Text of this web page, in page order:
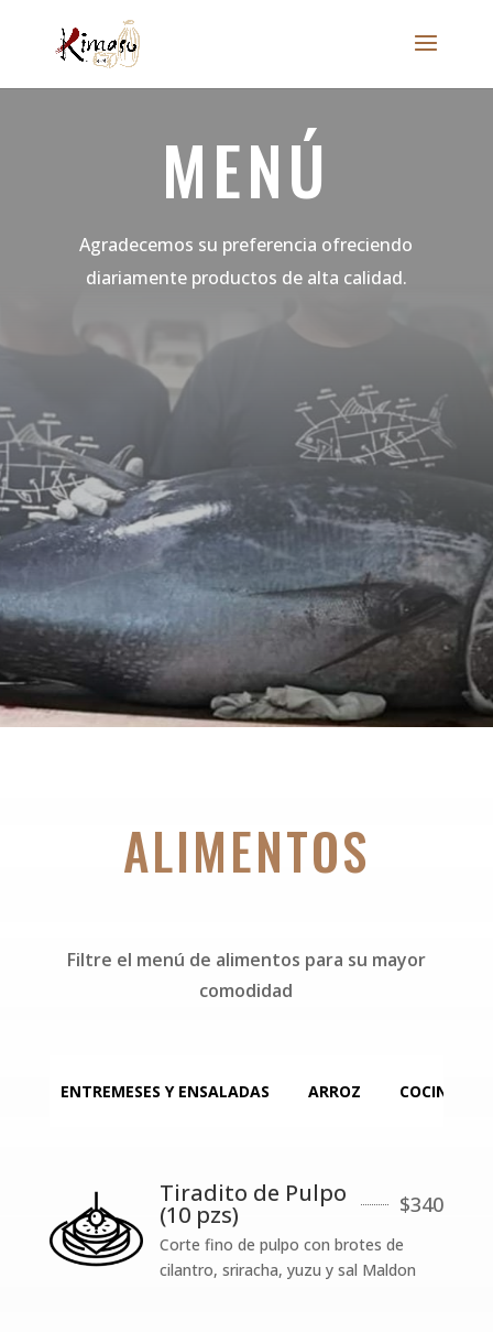
MENÚ
Agradecemos su preferencia ofreciendo
diariamente productos de alta calidad.
ALIMENTOS
Filtre el menú de alimentos para su mayor
comodidad
ENTREMESES Y ENSALADAS ARROZ COCINA
Tiradito de Pulpo
(10 pzs) $340
Corte fino de pulpo con brotes de
cilantro, sriracha, yuzu y sal Maldon